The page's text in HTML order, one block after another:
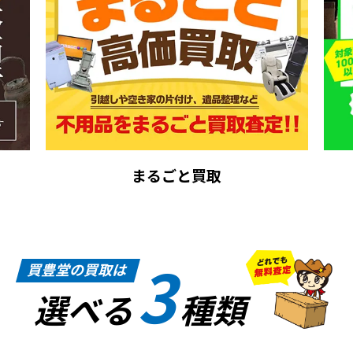
まるごと買取
買豊堂の買取は
選べる3種類